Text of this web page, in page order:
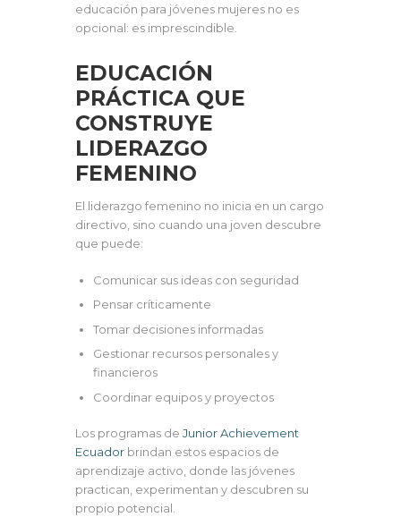
educación para jóvenes mujeres no es
opcional: es imprescindible.
EDUCACIÓN
PRÁCTICA QUE
CONSTRUYE
LIDERAZGO
FEMENINO
El liderazgo femenino no inicia en un cargo
directivo, sino cuando una joven descubre
que puede:
Comunicar sus ideas con seguridad
Pensar críticamente
Tomar decisiones informadas
Gestionar recursos personales y
financieros
Coordinar equipos y proyectos
Los programas de Junior Achievement
Ecuador brindan estos espacios de
aprendizaje activo, donde las jóvenes
practican, experimentan y descubren su
propio potencial.